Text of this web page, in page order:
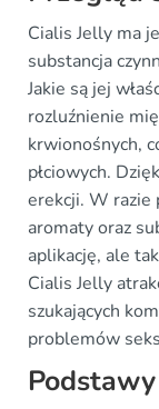
Cialis Jelly ma
substancja
Jakie są jej
rozluźnienie
krwionośnych,
płciowych.
erekcji. W razie
aromaty oraz
aplikację, ale
Cialis Jelly
szukających
problemów